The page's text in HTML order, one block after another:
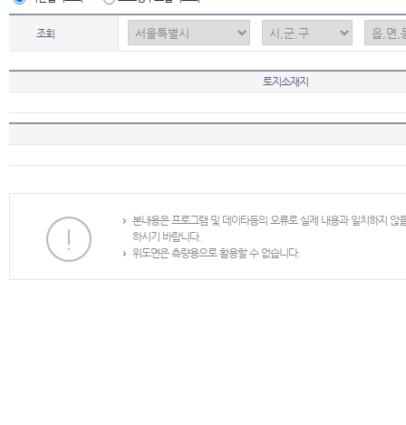
조회
토지소재지
본내용은 프로그램 및 데이타등의 오류로 실제 내용과 일치하지
하시기 바랍니다.
위도면은 측량용으로 활용할 수 없습니다.